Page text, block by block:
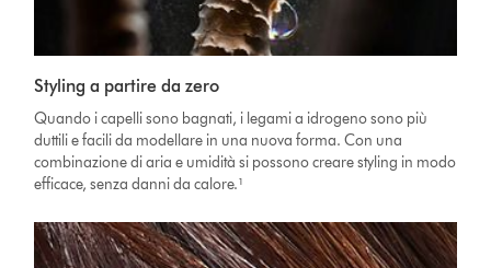
Styling a partire da zero
Quando i capelli sono bagnati, i legami a idrogeno sono più
duttili e facili da modellare in una nuova forma. Con una
combinazione di aria e umidità si possono creare styling in modo
efficace, senza danni da calore.¹